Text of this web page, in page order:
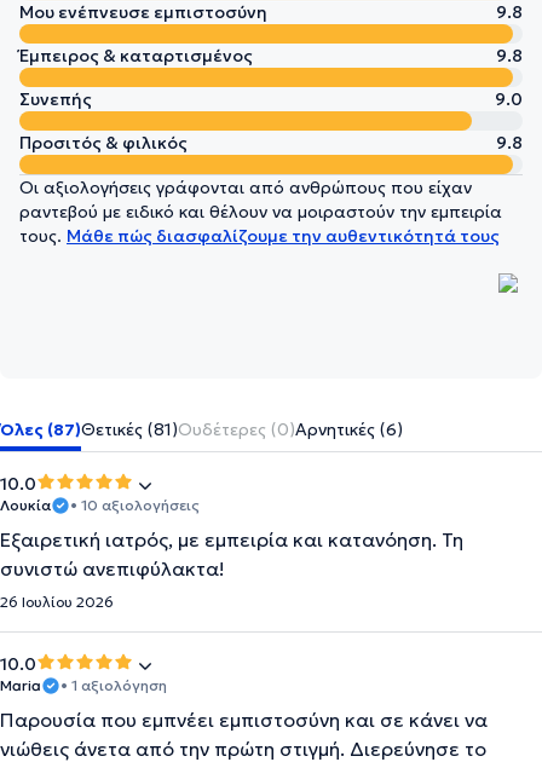
Μου ενέπνευσε εμπιστοσύνη
9.8
Έμπειρος & καταρτισμένος
9.8
Συνεπής
9.0
Προσιτός & φιλικός
9.8
Οι αξιολογήσεις γράφονται από ανθρώπους που είχαν
ραντεβού με ειδικό και θέλουν να μοιραστούν την εμπειρία
τους. Μάθε πώς διασφαλίζουμε την αυθεντικότητά τους
Όλες (87)Θετικές (81)Ουδέτερες (0)Αρνητικές (6)
10.0
Λουκία • 10 αξιολογήσεις
Εξαιρετική ιατρός, με εμπειρία και κατανόηση. Τη
συνιστώ ανεπιφύλακτα!
26 Ιουλίου 2026
10.0
Maria • 1 αξιολόγηση
Παρουσία που εμπνέει εμπιστοσύνη και σε κάνει να
νιώθεις άνετα από την πρώτη στιγμή. Διερεύνησε το